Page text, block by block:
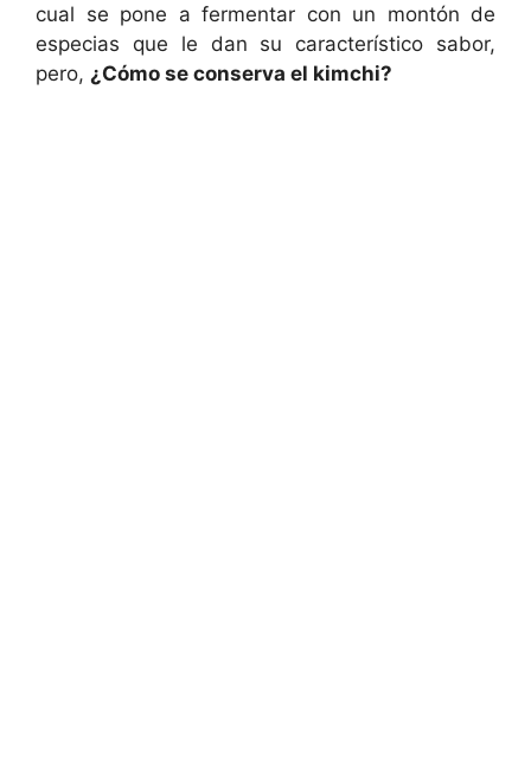
cual se pone a fermentar con un montón de
especias que le dan su característico sabor,
pero, ¿Cómo se conserva el kimchi?